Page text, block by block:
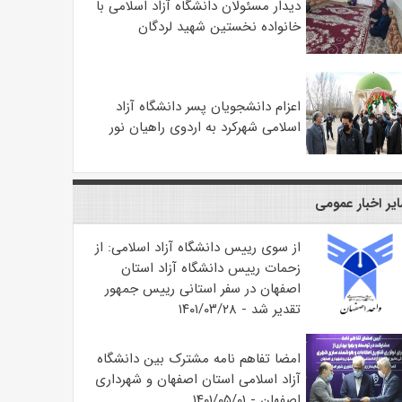
دیدار مسئولان دانشگاه آزاد اسلامی با
خانواده نخستین شهید لردگان
اعزام دانشجویان پسر دانشگاه آزاد
اسلامی شهرکرد به اردوی راهیان نور
اخبار عمومی
از سوی رییس دانشگاه آزاد اسلامی: از
زحمات رییس دانشگاه آزاد استان
اصفهان در سفر استانی رییس جمهور
تقدیر شد - ۱۴۰۱/۰۳/۲۸
امضا تفاهم نامه مشترک بین دانشگاه
آزاد اسلامی استان اصفهان و شهرداری